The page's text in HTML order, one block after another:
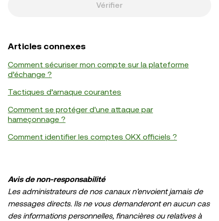
Vérifier
Articles connexes
Comment sécuriser mon compte sur la plateforme
d’échange ?
Tactiques d’arnaque courantes
Comment se protéger d'une attaque par
hameçonnage ?
Comment identifier les comptes OKX officiels ?
Avis de non-responsabilité
Les administrateurs de nos canaux n'envoient jamais de
messages directs. Ils ne vous demanderont en aucun cas
des informations personnelles, financières ou relatives à